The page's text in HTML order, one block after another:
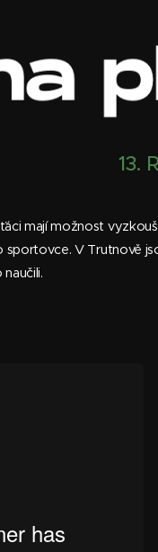
13.
mají možnost
sportovce. V Trutnově